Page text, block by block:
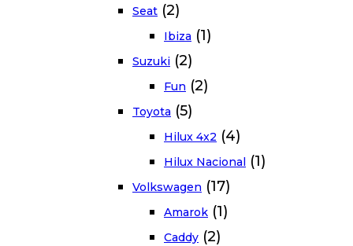
Seat (2)
Ibiza (1)
Suzuki (2)
Fun (2)
Toyota (5)
Hilux 4x2 (4)
Hilux Nacional (1)
Volkswagen (17)
Amarok (1)
Caddy (2)